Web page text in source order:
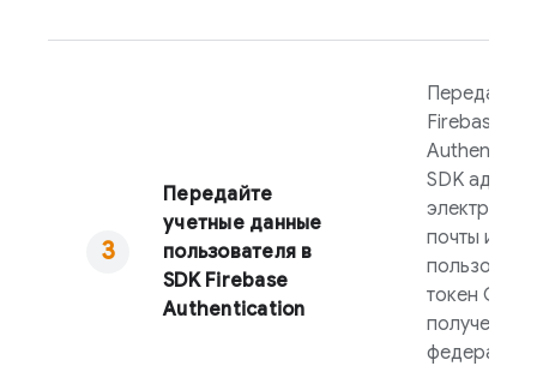
Передайте
учетные данные
пользователя в
SDK Firebase
Authentication
Передайте
Firebase
SDK адрес
почты и
токен